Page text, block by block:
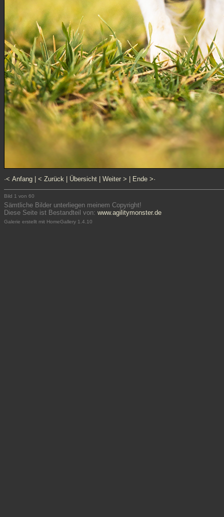
·< Anfang < Zurück Übersicht Weiter > Ende >·
Bild 1 von 60
Sämtliche Bilder unterliegen meinem Copyright!
Diese Seite ist Bestandteil von: www.agilitymonster.de
Galerie erstellt mit HomeGallery 1.4.10